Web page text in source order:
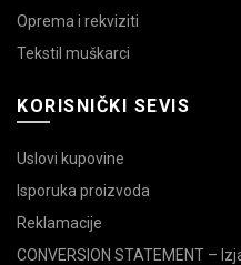
Oprema i rekviziti
Tekstil muškarci
KORISNIČKI SEVIS
Uslovi kupovine
Isporuka proizvoda
Reklamacije
CONVERSION STATEMENT –